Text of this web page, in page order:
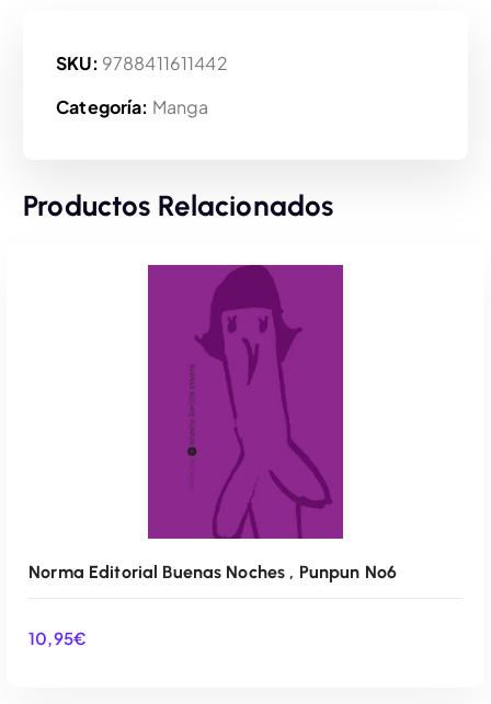
SKU: 9788411611442
Categoría: Manga
Productos Relacionados
Norma Editorial Buenas Noches , Punpun Nº6
10,95€